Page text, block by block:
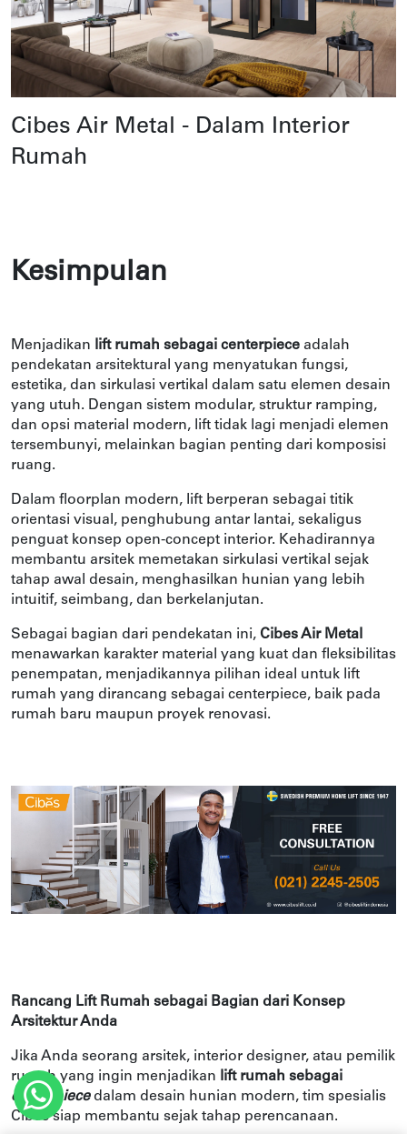
Cibes Air Metal - Dalam Interior
Rumah
Kesimpulan
Menjadikan lift rumah sebagai centerpiece adalah
pendekatan arsitektural yang menyatukan fungsi,
estetika, dan sirkulasi vertikal dalam satu elemen desain
yang utuh. Dengan sistem modular, struktur ramping,
dan opsi material modern, lift tidak lagi menjadi elemen
tersembunyi, melainkan bagian penting dari komposisi
ruang.
Dalam floorplan modern, lift berperan sebagai titik
orientasi visual, penghubung antar lantai, sekaligus
penguat konsep open-concept interior. Kehadirannya
membantu arsitek memetakan sirkulasi vertikal sejak
tahap awal desain, menghasilkan hunian yang lebih
intuitif, seimbang, dan berkelanjutan.
Sebagai bagian dari pendekatan ini, Cibes Air Metal
menawarkan karakter material yang kuat dan fleksibilitas
penempatan, menjadikannya pilihan ideal untuk lift
rumah yang dirancang sebagai centerpiece, baik pada
rumah baru maupun proyek renovasi.
Rancang Lift Rumah sebagai Bagian dari Konsep
Arsitektur Anda
Jika Anda seorang arsitek, interior designer, atau pemilik
rumah yang ingin menjadikan
centerpiece dalam desain hunian modern, tim spesialis
Cibes siap membantu sejak tahap perencanaan.